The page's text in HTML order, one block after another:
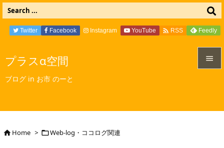
プラスα空間
ブログ in お市 のーと

Twitter Facebook Instagram YouTube  RSS Feedly
Home > Web-log・ココログ関連